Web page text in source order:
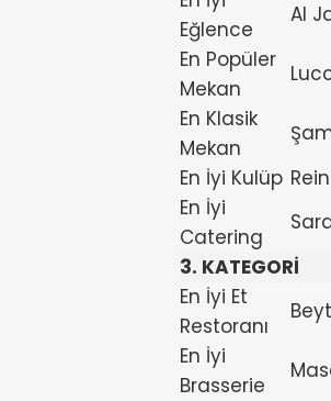
Eğlence
Al
En Popüler
Mekan
En Klasik
Mekan
En İyi Kulüp
En İyi
Catering
3. KATEGORİ
En İyi Et
Restoranı
En İyi
Brasserie